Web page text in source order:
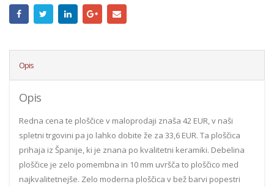
Opis
Opis
Redna cena te ploščice v maloprodaji znaša 42 EUR, v naši
spletni trgovini pa jo lahko dobite že za 33,6 EUR. Ta ploščica
prihaja iz Španije, ki je znana po kvalitetni keramiki. Debelina
ploščice je zelo pomembna in 10 mm uvršča to ploščico med
najkvalitetnejše. Zelo moderna ploščica v bež barvi popestri